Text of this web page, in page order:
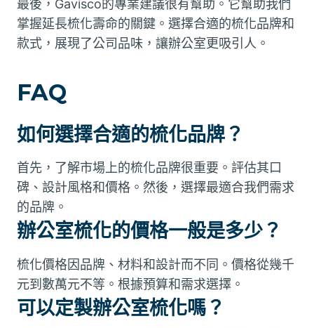
最後，Gavisco的專業建議很有幫助。它幫助我們
掌握延長梳化壽命的關鍵。選擇合適的梳化品牌和
款式，展現了公司品味，讓辦公室更吸引人。
FAQ
如何選擇合適的梳化品牌？
首先，了解市場上的梳化品牌很重要。評估其口
碑、設計風格和價格。然後，選擇最適合我們需求
的品牌。
辦公室梳化的價格一般是多少？
梳化價格因品牌、材料和設計而不同。價格從幾千
元到數萬元不等。根據預算和需求選擇。
可以定製辦公室梳化嗎？